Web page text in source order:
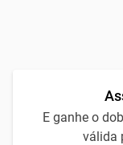
E ganhe o
válida